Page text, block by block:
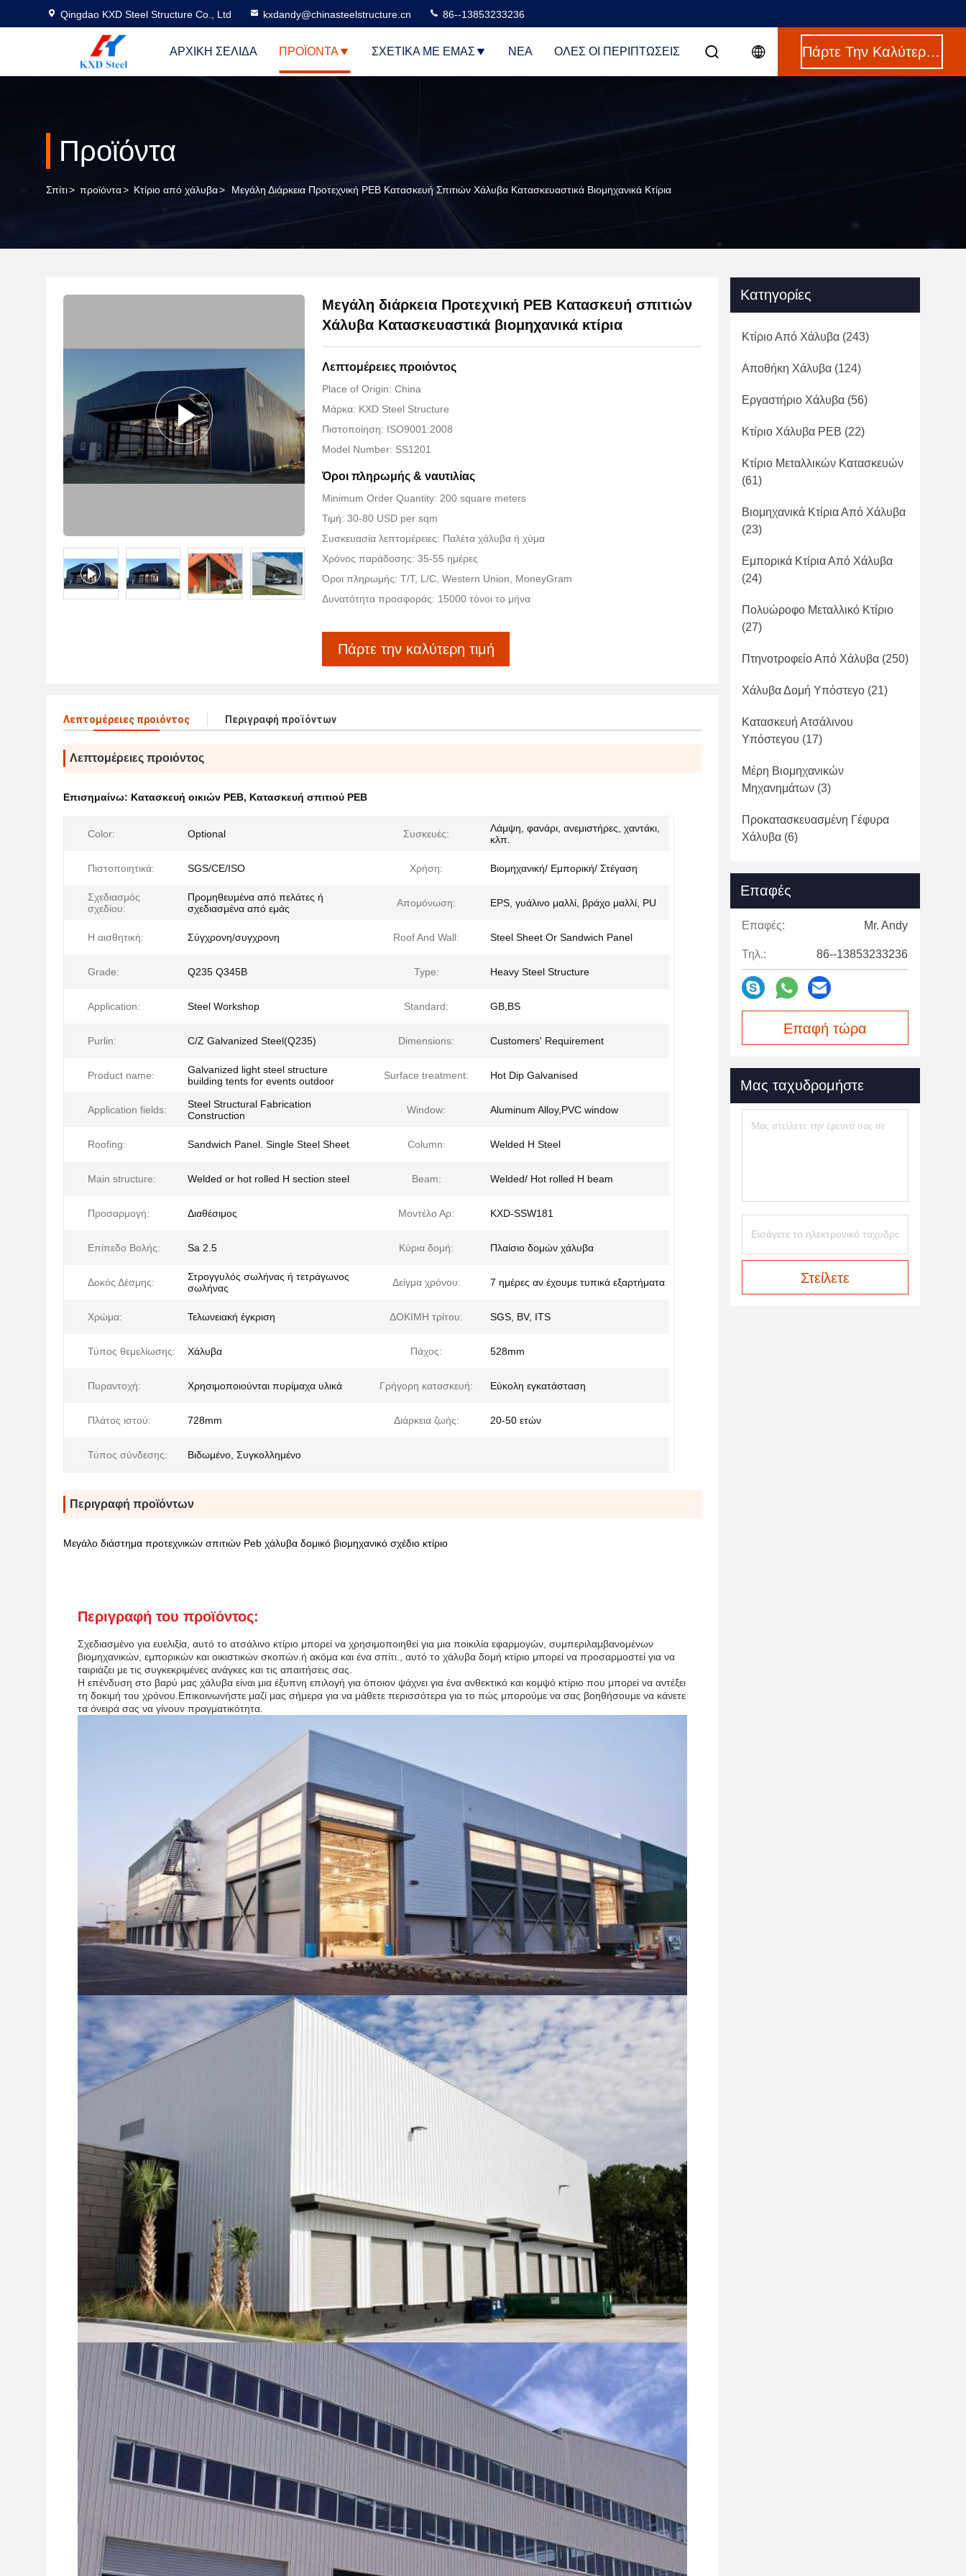
Qingdao KXD Steel Structure Co., Ltd kxdandy@chinasteelstructure.cn 86--13853233236
ΑΡΧΙΚΉ ΣΕΛΊΔΑ ΠΡΟΪΌΝΤΑ ΣΧΕΤΙΚΆ ΜΕ ΕΜΆΣ ΝΈΑ ΌΛΕΣ ΟΙ ΠΕΡΙΠΤΏΣΕΙΣ Πάρτε Την Καλύτερη Τιμή
Προϊόντα
Σπίτι> προϊόντα> Κτίριο από χάλυβα> Μεγάλη Διάρκεια Προτεχνική PEB Κατασκευή Σπιτιών Χάλυβα Κατασκευαστικά Βιομηχανικά Κτίρια
Μεγάλη διάρκεια Προτεχνική PEB Κατασκευή σπιτιών
Χάλυβα Κατασκευαστικά βιομηχανικά κτίρια
Λεπτομέρειες προιόντος
Place of Origin: China
Μάρκα: KXD Steel Structure
Πιστοποίηση: ISO9001:2008
Model Number: SS1201
Όροι πληρωμής & ναυτιλίας
Minimum Order Quantity: 200 square meters
Τιμή: 30-80 USD per sqm
Συσκευασία λεπτομέρειες: Παλέτα χάλυβα ή χύμα
Χρόνος παράδοσης: 35-55 ημέρες
Όροι πληρωμής: T/T, L/C, Western Union, MoneyGram
Δυνατότητα προσφοράς: 15000 τόνοι το μήνα
Πάρτε την καλύτερη τιμή
Λεπτομέρειες προιόντος Περιγραφή προϊόντων
Λεπτομέρειες προιόντος
Επισημαίνω: Κατασκευή οικιών PEB, Κατασκευή σπιτιού PEB
Color: Optional Συσκευές:
Λάμψη, φανάρι, ανεμιστήρες, χαντάκι,
κλπ.
Πιστοποιητικά: SGS/CE/ISO Χρήση: Βιομηχανική/ Εμπορική/ Στέγαση
Σχεδιασμός
σχεδίου:
Προμηθευμένα από πελάτες ή
σχεδιασμένα από εμάς
Απομόνωση: EPS, γυάλινο μαλλί, βράχο μαλλί, PU
Η αισθητική: Σύγχρονη/συγχρονη Roof And Wall: Steel Sheet Or Sandwich Panel
Grade: Q235 Q345B Type: Heavy Steel Structure
Application: Steel Workshop Standard: GB,BS
Purlin: C/Z Galvanized Steel(Q235) Dimensions: Customers' Requirement
Product name:
Galvanized light steel structure
building tents for events outdoor
Surface treatment: Hot Dip Galvanised
Application fields:
Steel Structural Fabrication
Construction
Window: Aluminum Alloy,PVC window
Roofing: Sandwich Panel. Single Steel Sheet Column: Welded H Steel
Main structure: Welded or hot rolled H section steel Beam: Welded/ Hot rolled H beam
Προσαρμογή: Διαθέσιμος Μοντέλο Αρ: KXD-SSW181
Επίπεδο Βολής: Sa 2.5 Κύρια δομή: Πλαίσιο δομών χάλυβα
Δοκός Δέσμης:
Στρογγυλός σωλήνας ή τετράγωνος
σωλήνας
Δείγμα χρόνου: 7 ημέρες αν έχουμε τυπικά εξαρτήματα
Χρώμα: Τελωνειακή έγκριση ΔΟΚΙΜΗ τρίτου: SGS, BV, ITS
Τύπος θεμελίωσης: Χάλυβα Πάχος: 528mm
Πυραντοχή: Χρησιμοποιούνται πυρίμαχα υλικά Γρήγορη κατασκευή: Εύκολη εγκατάσταση
Πλάτος ιστού: 728mm Διάρκεια ζωής: 20-50 ετών
Τύπος σύνδεσης: Βιδωμένο, Συγκολλημένο
Περιγραφή προϊόντων
Μεγάλο διάστημα προτεχνικών σπιτιών Peb χάλυβα δομικό βιομηχανικό σχέδιο κτίριο
Περιγραφή του προϊόντος:
Σχεδιασμένο για ευελιξία, αυτό το ατσάλινο κτίριο μπορεί να χρησιμοποιηθεί για μια ποικιλία εφαρμογών, συμπεριλαμβανομένων
βιομηχανικών, εμπορικών και οικιστικών σκοπών.ή ακόμα και ένα σπίτι., αυτό το χάλυβα δομή κτίριο μπορεί να προσαρμοστεί για να
ταιριάζει με τις συγκεκριμένες ανάγκες και τις απαιτήσεις σας.
Η επένδυση στο βαρύ μας χάλυβα είναι μια έξυπνη επιλογή για όποιον ψάχνει για ένα ανθεκτικό και κομψό κτίριο που μπορεί να αντέξει
τη δοκιμή του χρόνου.Επικοινωνήστε μαζί μας σήμερα για να μάθετε περισσότερα για το πώς μπορούμε να σας βοηθήσουμε να κάνετε
τα όνειρά σας να γίνουν πραγματικότητα.
Κατηγορίες
Κτίριο Από Χάλυβα (243)
Αποθήκη Χάλυβα (124)
Εργαστήριο Χάλυβα (56)
Κτίριο Χάλυβα PEB (22)
Κτίριο Μεταλλικών Κατασκευών
(61)
Βιομηχανικά Κτίρια Από Χάλυβα
(23)
Εμπορικά Κτίρια Από Χάλυβα
(24)
Πολυώροφο Μεταλλικό Κτίριο
(27)
Πτηνοτροφείο Από Χάλυβα (250)
Χάλυβα Δομή Υπόστεγο (21)
Κατασκευή Ατσάλινου
Υπόστεγου (17)
Μέρη Βιομηχανικών
Μηχανημάτων (3)
Προκατασκευασμένη Γέφυρα
Χάλυβα (6)
Επαφές
Επαφές: Mr. Andy
Τηλ.: 86--13853233236
Επαφή τώρα
Μας ταχυδρομήστε
Στείλετε